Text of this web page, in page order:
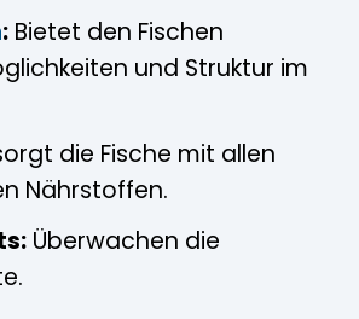
:Bietet den Fischen
und Struktur im
die Fische mit allen
Nährstoffen.
Überwachen die